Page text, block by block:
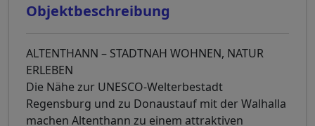
Objektbeschreibung
ALTENTHANN – STADTNAH WOHNEN, NATUR
ERLEBEN
Die Nähe zur UNESCO-Welterbestadt
Regensburg und zu Donaustauf mit der Walhalla
machen Altenthann zu einem attraktiven